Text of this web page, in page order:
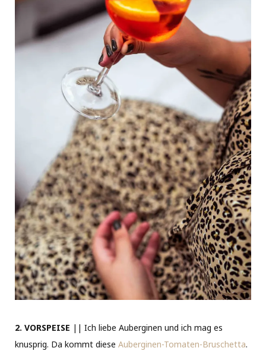
2. VORSPEISE || Ich liebe Auberginen und ich mag es
knusprig. Da kommt diese Auberginen-Tomaten-Bruschetta.